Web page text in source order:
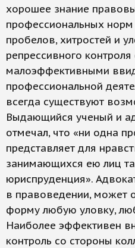
хорошее знание
профессиональных норм
пробелов, хитростей и
репрессивного
малоэффективными
профессиональной
всегда существуют
Выдающийся ученый и
отмечал, что «ни одна
представляет для
занимающихся ею лиц
юриспруденция».
в правоведении, может
форму любую уловку,
Наиболее эффективен
контроль со стороны